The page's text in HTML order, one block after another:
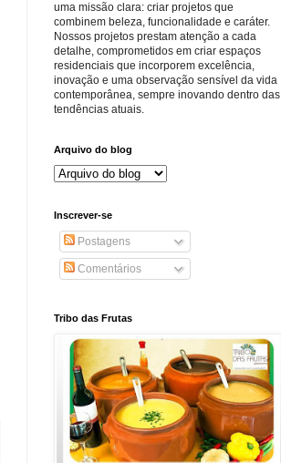
uma missão clara: criar projetos que
combinem beleza, funcionalidade e caráter.
Nossos projetos prestam atenção a cada
detalhe, comprometidos em criar espaços
residenciais que incorporem excelência,
inovação e uma observação sensível da vida
contemporânea, sempre inovando dentro das
tendências atuais.
Arquivo do blog
Inscrever-se
Postagens
Comentários
Tribo das Frutas